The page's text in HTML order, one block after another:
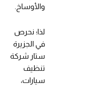
والأوساخ.
لذا؛ نحرص
في الجزيرة
ستار شركة
تنظيف
سيارات،